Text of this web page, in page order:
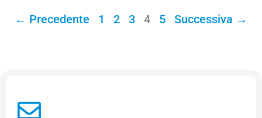
← Precedente 1 2 3 4 5 Successiva →